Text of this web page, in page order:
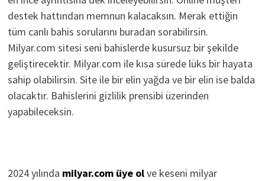
destek hattından memnun kalacaksın. Merak ettiğin
tüm canlı bahis sorularını buradan sorabilirsin.
Milyar.com sitesi seni bahislerde kusursuz bir şekilde
geliştirecektir. Milyar.com ile kısa sürede lüks bir hayata
sahip olabilirsin. Site ile bir elin yağda ve bir elin ise balda
olacaktır. Bahislerini gizlilik prensibi üzerinden
yapabileceksin.
2024 yılında milyar.com üye olve keseni milyar